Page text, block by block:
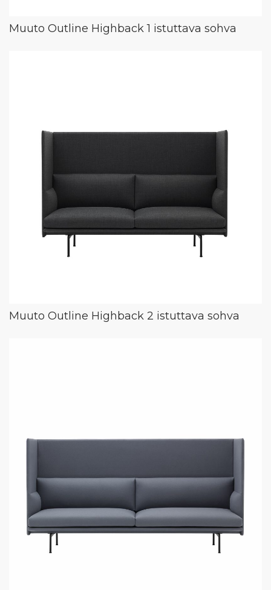
Muuto Outline Highback 1 istuttava sohva
Muuto Outline Highback 2 istuttava sohva